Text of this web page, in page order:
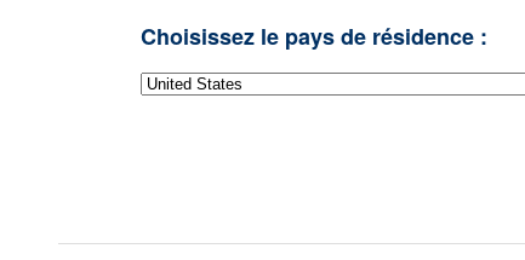
Choisissez le pays de résidence :